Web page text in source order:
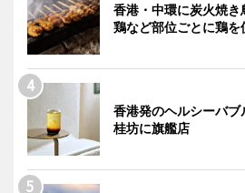
香港・中環に炭火焼
鶏など部位ごとに鶏を
香港発のヘルシーバ
桂坊に旗艦店